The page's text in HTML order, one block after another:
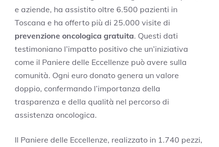
e aziende, ha assistito oltre 6.500 pazienti in
Toscana e ha offerto più di 25.000 visite di
prevenzione oncologica gratuita. Questi dati
testimoniano l’impatto positivo che un’iniziativa
come il Paniere delle Eccellenze può avere sulla
comunità. Ogni euro donato genera un valore
doppio, confermando l’importanza della
trasparenza e della qualità nel percorso di
assistenza oncologica.
Il Paniere delle Eccellenze, realizzato in 1.740 pezzi,